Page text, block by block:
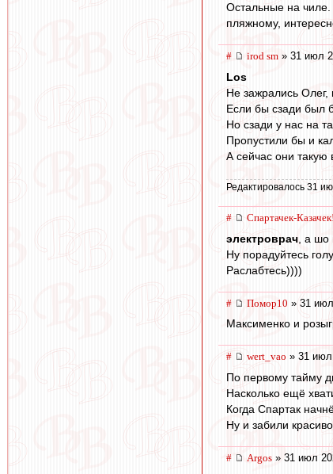
Остальные на
пляжному,
# irod sm » 31 июл
Los
Не зажрались Олег,
Если бы сзади был
Но сзади у нас на
Пропустили бы и
А сейчас они такую
Редактировалось 31
# Спартачек-Казачек!
электроврач , а
Ну порадуйтесь
Раслабтесь))))
# Помор10 » 31
Максименко и
# wert_vao » 31
По первому тайму
Насколько ещё
Когда Спартак
Ну и забили
# Argos » 31 июл